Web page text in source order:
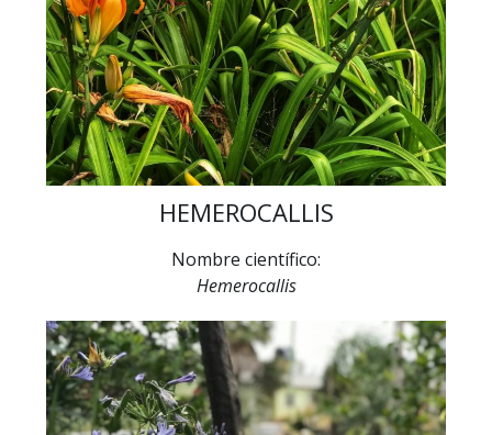
HEMEROCALLIS
Nombre científico:
Hemerocallis